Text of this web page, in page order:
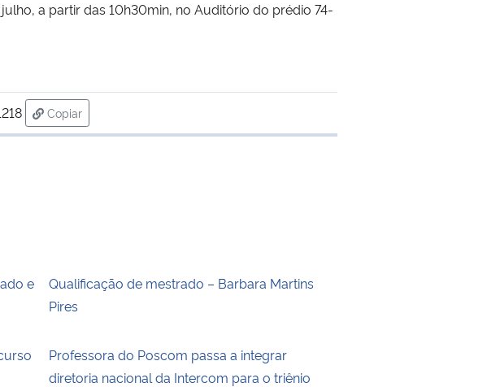
a partir das 10h30min, no Auditório do prédio 74-
Copiar
para área de transferência
e
Qualificação de mestrado – Barbara Martins
Pires
Professora do Poscom passa a integrar
diretoria nacional da Intercom para o triênio